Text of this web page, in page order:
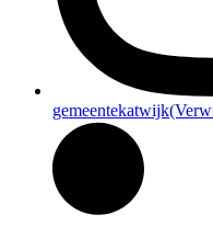
gemeentekatwijk